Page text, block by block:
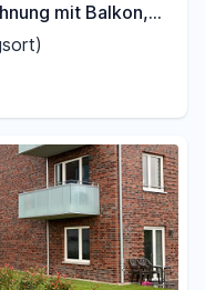
mit Balkon,